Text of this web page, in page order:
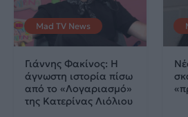
Mad TV News
Γιάννης Φακίνος: Η
άγνωστη ιστορία πίσω
από το «Λογαριασμό»
της Κατερίνας Λιόλιου